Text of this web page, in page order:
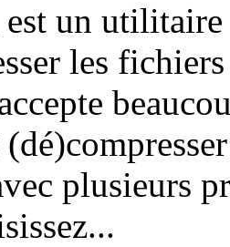
un utilitaire
les
plusieurs